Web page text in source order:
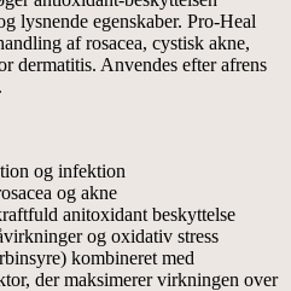
lysnende egenskaber. Pro-Heal
af rosacea, cystisk akne,
dermatitis. Anvendes efter afrens
og infektion
og akne
anitoxidant beskyttelse
og oxidativ stress
kombineret med
der maksimerer virkningen over